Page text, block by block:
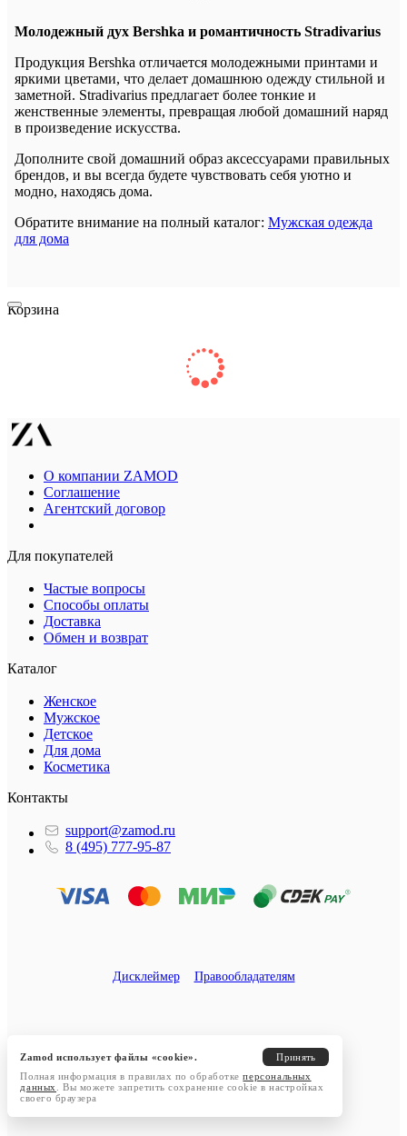
Молодежный дух Bershka и романтичность Stradivarius
Продукция Bershka отличается молодежными принтами и
яркими цветами, что делает домашнюю одежду стильной и
заметной. Stradivarius предлагает более тонкие и
женственные элементы, превращая любой домашний наряд
в произведение искусства.
Дополните свой домашний образ аксессуарами правильных
брендов, и вы всегда будете чувствовать себя уютно и
модно, находясь дома.
Обратите внимание на полный каталог: Мужская одежда
для дома
Корзина
О компании ZAMOD
Соглашение
Агентский договор
Для покупателей
Частые вопросы
Способы оплаты
Доставка
Обмен и возврат
Каталог
Женское
Мужское
Детское
Для дома
Косметика
Контакты
support@zamod.ru
8 (495) 777-95-87
Дисклеймер Правообладателям
Zamod использует файлы «cookie».
Принять
Полная информация в правилах по обработкеперсональных
данных
. Вы можете запретить сохранение cookie в настройках
своего браузера